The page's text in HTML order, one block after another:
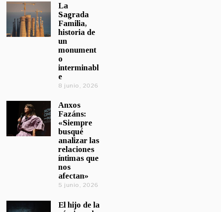
La
Sagrada
Familia,
historia de
un
monument
o
interminabl
e
8 junio, 2026
Anxos
Fazáns:
«Siempre
busqué
analizar las
relaciones
íntimas que
nos
afectan»
5 junio, 2026
El hijo de la